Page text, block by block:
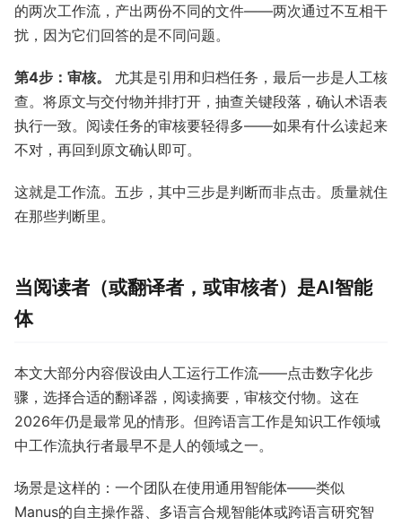
的两次工作流，产出两份不同的文件——两次通过不互相干
扰，因为它们回答的是不同问题。
第4步：审核。
尤其是引用和归档任务，最后一步是人工核
查。将原文与交付物并排打开，抽查关键段落，确认术语表
执行一致。阅读任务的审核要轻得多——如果有什么读起来
不对，再回到原文确认即可。
这就是工作流。五步，其中三步是判断而非点击。质量就住
在那些判断里。
当阅读者（或翻译者，或审核者）是AI智能
体
本文大部分内容假设由人工运行工作流——点击数字化步
骤，选择合适的翻译器，阅读摘要，审核交付物。这在
2026年仍是最常见的情形。但跨语言工作是知识工作领域
中工作流执行者最早不是人的领域之一。
场景是这样的：一个团队在使用通用智能体——类似
Manus的自主操作器、多语言合规智能体或跨语言研究智